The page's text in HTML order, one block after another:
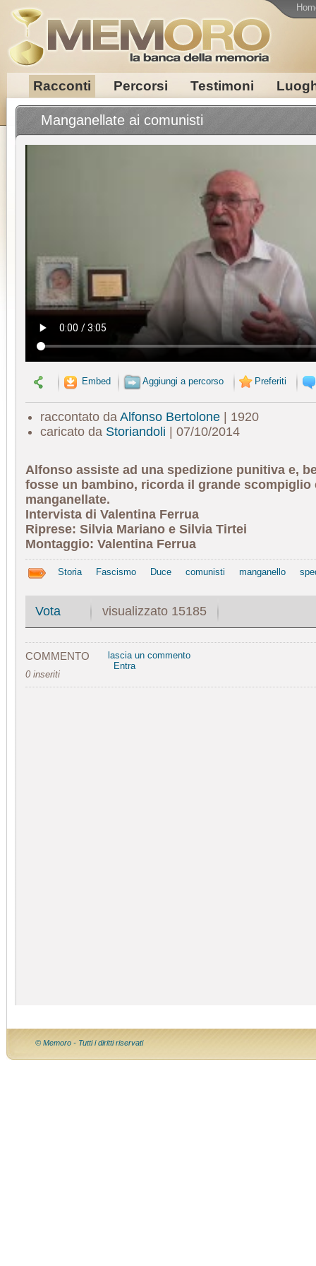
Racconti Percorsi Testimoni
Manganellate ai comunisti
Embed Aggiungi a percorso Preferiti
raccontato da Alfonso Bertolone| 1920
caricato da Storiandoli | 07/10/2014
Alfonso assiste ad una spedizione punitiva e,
fosse un bambino, ricorda il grande scompiglio
manganellate.
Intervista di Valentina Ferrua
Riprese: Silvia Mariano e Silvia Tirtei
Montaggio: Valentina Ferrua
Storia Fascismo Duce comunisti manganello
Vota visualizzato 15185
COMMENTO
0 inseriti
lascia un commento
Entra
© Memoro - Tutti i diritti riservati